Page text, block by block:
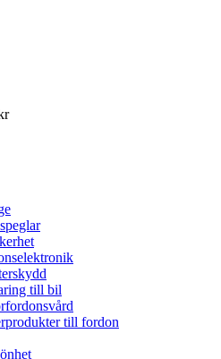
till bil
till fordon